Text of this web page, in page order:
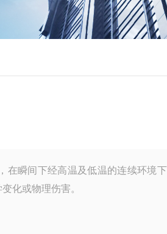
在瞬间下经高温及低温的连续环境
化或物理伤害。